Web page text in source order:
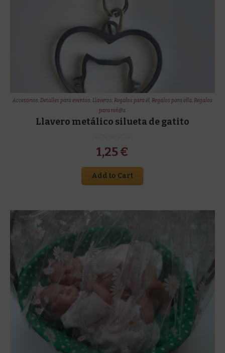
Accesorios, Detalles para eventos, Llaveros, Regalos para él, Regalos para ella, Regalos
para niñ@s
Llavero metálico silueta de gatito
1,25€
Add to Cart